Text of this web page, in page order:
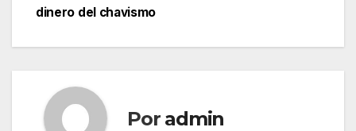
dinero del chavismo
Por admin